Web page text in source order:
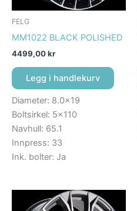
FELG
MM1022 BLACK POLISHED
4499,00kr
Legg i handlekurv
Diameter: 8.0×19
Boltsirkel: 5×110
Navhull: 65.1
Innpress: 33
Ink. bolter: Ja